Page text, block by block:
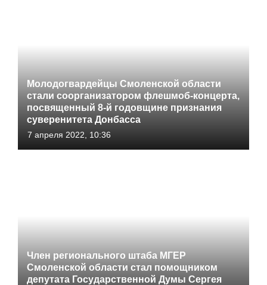
Молодогвардейцы Смоленской области
стали соорганизатором флешмоб-концерта,
посвященный 8-й годовщине признания
суверенитета Донбасса
7 апреля 2022, 10:36
Член регионального штаба МГЕР
Смоленской области стал помощником
депутата Государственной Думы Сергея